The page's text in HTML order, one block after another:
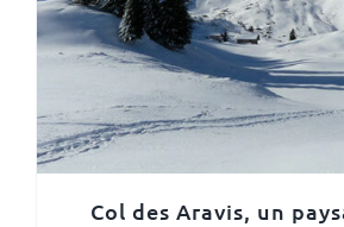
Col des Aravis, un